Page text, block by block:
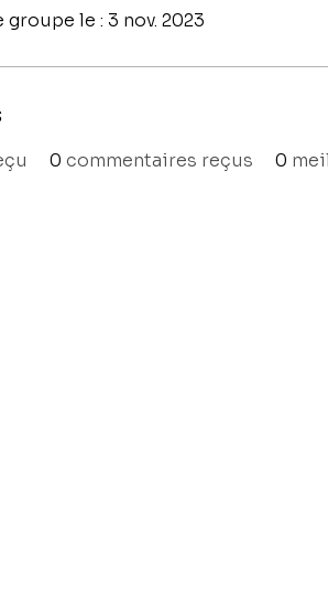
le : 3 nov. 2023
0 commentaires reçus 0